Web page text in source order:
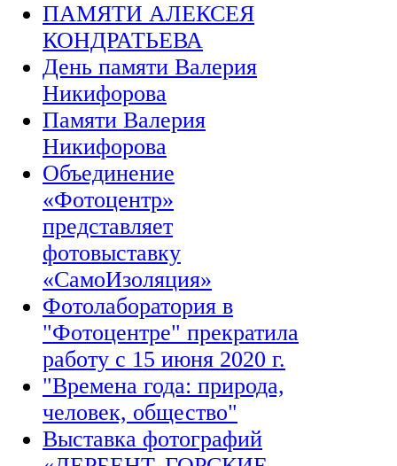
ПАМЯТИ АЛЕКСЕЯ
КОНДРАТЬЕВА
День памяти Валерия
Никифорова
Памяти Валерия
Никифорова
Объединение
«Фотоцентр»
представляет
фотовыставку
«СамоИзоляция»
Фотолаборатория в
"Фотоцентре" прекратила
работу с 15 июня 2020 г.
"Времена года: природа,
человек, общество"
Выставка фотографий